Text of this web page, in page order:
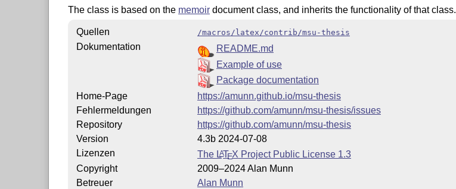
The class is based on the memoirdocument class, and inherits the functionality of that class.
Quellen /macros/latex/contrib/msu-thesis
Dokumentation
README.md
Example of use
Package documentation
Home-Page
https://amunn.github.io/msu-thesis
Fehlermeldungen
https://github.com/amunn/msu-thesis/issues
Repository
https://github.com/amunn/msu-thesis
Version
4.3b 2024-07-08
Lizenzen
The LATEX Project Public License 1.3
Copyright
2009–2024 Alan Munn
Betreuer
Alan Munn